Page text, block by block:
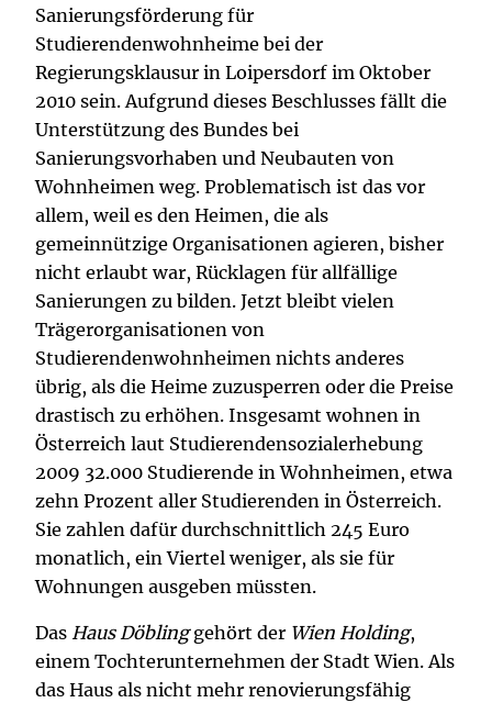
Sanierungsförderung für
Studierendenwohnheime bei der
Regierungsklausur in Loipersdorf im Oktober
2010 sein. Aufgrund dieses Beschlusses fällt die
Unterstützung des Bundes bei
Sanierungsvorhaben und Neubauten von
Wohnheimen weg. Problematisch ist das vor
allem, weil es den Heimen, die als
gemeinnützige Organisationen agieren, bisher
nicht erlaubt war, Rücklagen für allfällige
Sanierungen zu bilden. Jetzt bleibt vielen
Trägerorganisationen von
Studierendenwohnheimen nichts anderes
übrig, als die Heime zuzusperren oder die Preise
drastisch zu erhöhen. Insgesamt wohnen in
Österreich laut Studierendensozialerhebung
2009 32.000 Studierende in Wohnheimen, etwa
zehn Prozent aller Studierenden in Österreich.
Sie zahlen dafür durchschnittlich 245 Euro
monatlich, ein Viertel weniger, als sie für
Wohnungen ausgeben müssten.
Das Haus Döblinggehört der Wien Holding,
einem Tochterunternehmen der Stadt Wien. Als
das Haus als nicht mehr renovierungsfähig